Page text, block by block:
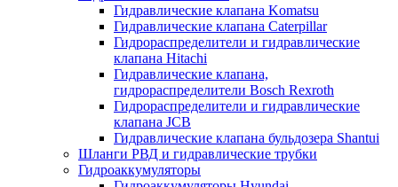
Гидравлические клапана Komatsu
Гидравлические клапана Caterpillar
Гидрораспределители и гидравлические
клапана Hitachi
Гидравлические клапана,
гидрораспределители Bosch Rexroth
Гидрораспределители и гидравлические
клапана JCB
Гидравлические клапана бульдозера Shantui
Шланги РВД и гидравлические трубки
Гидроаккумуляторы